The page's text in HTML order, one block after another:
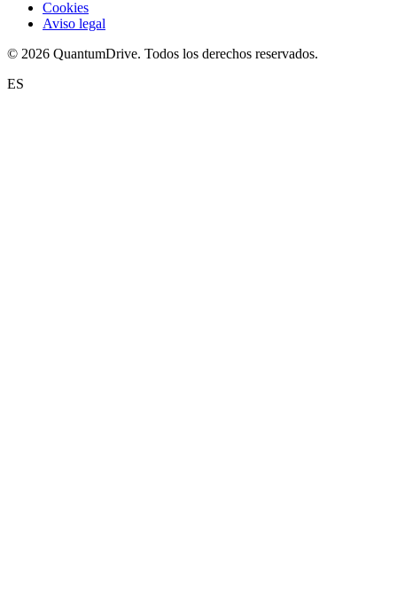
Cookies
Aviso legal
© 2026 QuantumDrive. Todos los derechos reservados.
ES